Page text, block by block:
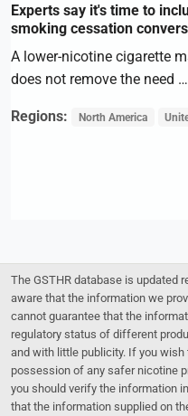
Experts say it's time to
smoking cessation
A lower-nicotine cigarette
does not remove the need …
Regions: North America
The GSTHR database is updated
aware that the information we
cannot guarantee that the
regulatory status of different
and with little publicity. If you
possession of any safer nicotine
you should verify the information
that the information supplied on